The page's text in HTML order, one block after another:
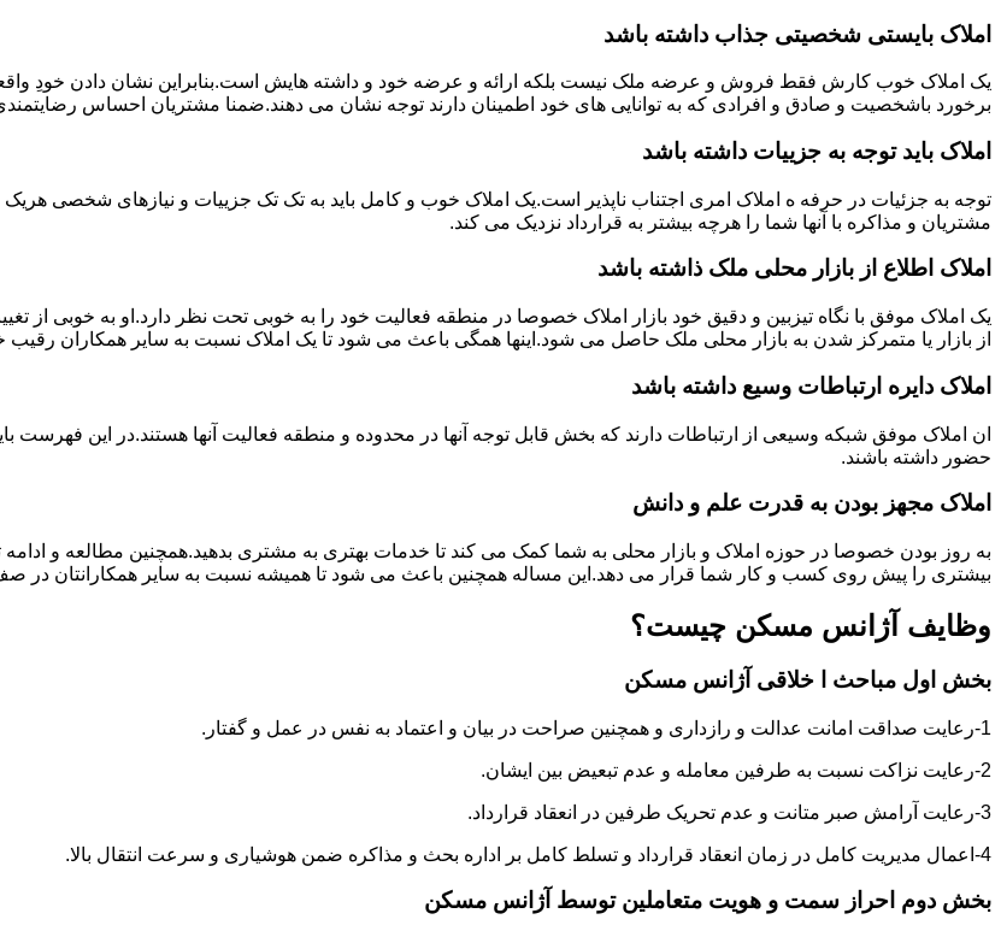
املاک بایستی شخصیتی جذاب داشته باشد
یک املاک خوب کارش فقط فروش و عرضه ملک نیست بلکه ارائه و عرضه خود و داشته هایش است.بنابراین نشان دادن خودِ
برخورد باشخصیت و صادق و افرادی که به توانایی های خود اطمینان دارند توجه نشان می دهند.ضمنا مشتریان احساس رضایتمندی
املاک باید توجه به جزییات داشته باشد
توجه به جزئیات در حرفه ه املاک امری اجتناب ناپذیر است.یک املاک خوب و کامل باید به تک تک جزییات و نیازهای شخصی هریک
مشتریان و مذاکره با آنها شما را هرچه بیشتر به قرارداد نزدیک می کند.
املاک اطلاع از بازار محلی ملک ذاشته باشد
یک املاک موفق با نگاه تیزبین و دقیق خود بازار املاک خصوصا در منطقه فعالیت خود را به خوبی تحت نظر دارد.او به خوبی
از بازار یا متمرکز شدن به بازار محلی ملک حاصل می شود.اینها همگی باعث می شود تا یک املاک نسبت به سایر همکاران رقیب
املاک دایره ارتباطات وسیع داشته باشد
ان املاک موفق شبکه وسیعی از ارتباطات دارند که بخش قابل توجه آنها در محدوده و منطقه فعالیت آنها هستند.در این فهرست
حضور داشته باشند.
املاک مجهز بودن به قدرت علم و دانش
به روز بودن خصوصا در حوزه املاک و بازار محلی به شما کمک می کند تا خدمات بهتری به مشتری بدهید.همچنین مطالعه و
بیشتری را پیش روی کسب و کار شما قرار می دهد.این مساله همچنین باعث می شود تا همیشه نسبت به سایر همکارانتان در
وظایف آژانس مسکن چیست؟
بخش اول مباحث ا خلاقی آژانس مسکن
1-رعایت صداقت امانت عدالت و رازداری و همچنین صراحت در بیان و اعتماد به نفس در عمل و گفتار.
2-رعایت نزاکت نسبت به طرفین معامله و عدم تبعیض بین ایشان.
3-رعایت آرامش صبر متانت و عدم تحریک طرفین در انعقاد قرارداد.
4-اعمال مدیریت کامل در زمان انعقاد قرارداد و تسلط کامل بر اداره بحث و مذاکره ضمن هوشیاری و سرعت انتقال بالا.
بخش دوم احراز سمت و هویت متعاملین توسط آژانس مسکن